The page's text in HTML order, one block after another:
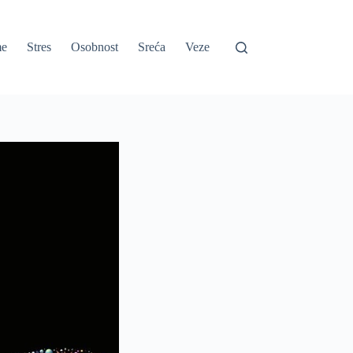
Stres Osobnost Sreća Veze